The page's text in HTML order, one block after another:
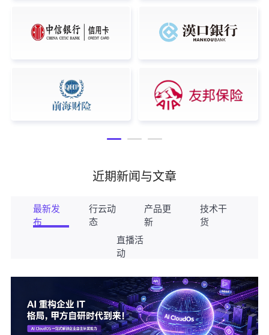
近期新闻与文章
最新发
布
行云动
态
产品更
新
技术干
货
直播活
动